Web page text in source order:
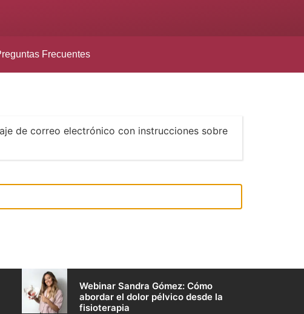
Frecuentes
de correo electrónico con instrucciones sobre
Webinar Sandra Gómez: Cómo
abordar el dolor pélvico desde la
fisioterapia